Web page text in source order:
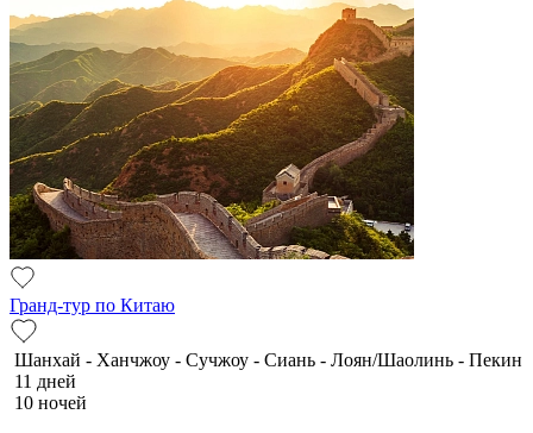
Гранд-тур по Китаю
Шанхай - Ханчжоу - Сучжоу - Сиань - Лоян/Шаолинь - Пекин
11 дней
10 ночей